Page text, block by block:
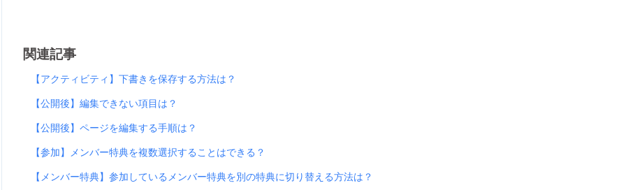
関連記事
【アクティビティ】下書きを保存する方法は？
【公開後】編集できない項目は？
【公開後】ページを編集する手順は？
【参加】メンバー特典を複数選択することはできる？
【メンバー特典】参加しているメンバー特典を別の特典に切り替える方法は？